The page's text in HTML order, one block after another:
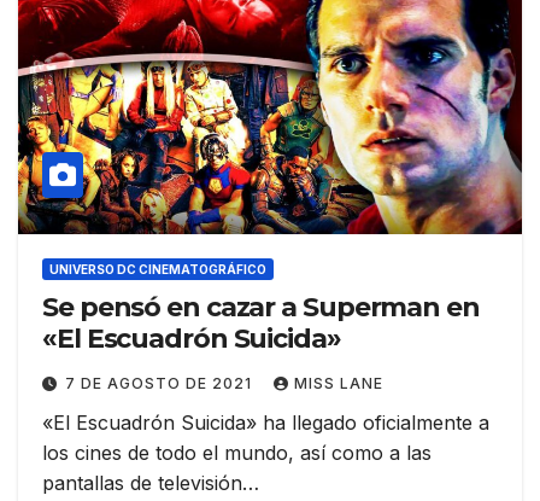
UNIVERSO DC CINEMATOGRÁFICO
Se pensó en cazar a Superman en
«El Escuadrón Suicida»
7 DE AGOSTO DE 2021 MISS LANE
«El Escuadrón Suicida» ha llegado oficialmente a
los cines de todo el mundo, así como a las
pantallas de televisión…